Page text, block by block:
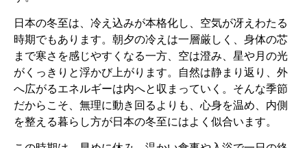
日本の冬至は、冷え込みが本格化し、空気が冴えわたる
時期でもあります。朝夕の冷えは一層厳しく、身体の芯
まで寒さを感じやすくなる一方、空は澄み、星や月の光
がくっきりと浮かび上がります。自然は静まり返り、外
へ広がるエネルギーは内へと収まっていく。そんな季節
だからこそ、無理に動き回るよりも、心身を温め、内側
を整える暮らし方が日本の冬至にはよく似合います。